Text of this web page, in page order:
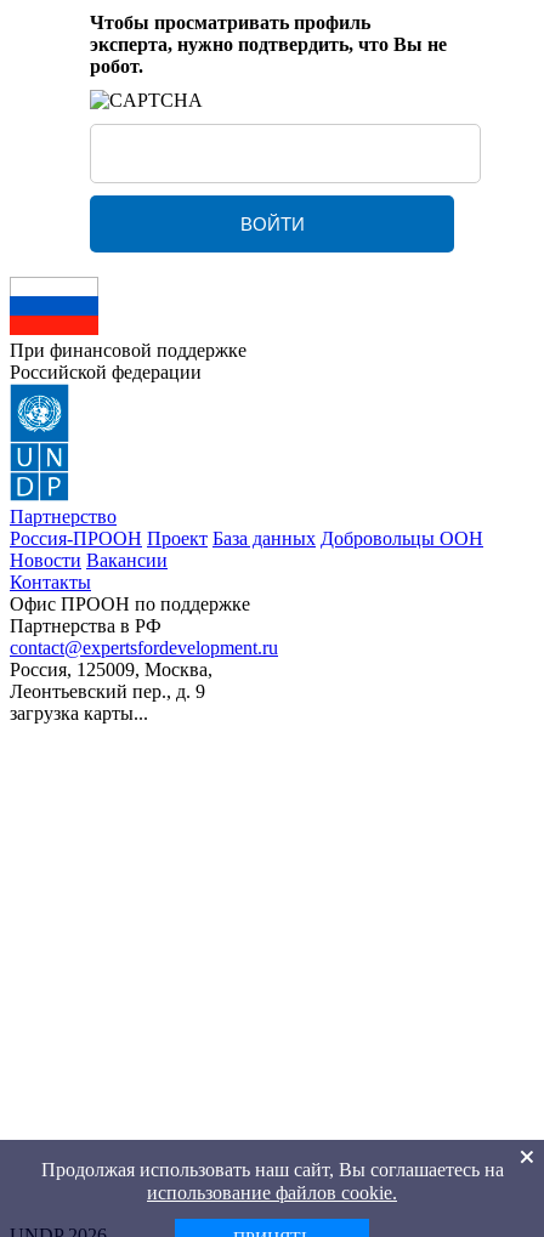
Чтобы просматривать профиль
эксперта, нужно подтвердить, что Вы не
робот.
При финансовой поддержке
Российской федерации
Партнерство
Россия-ПРООН Проект База данных Добровольцы ООН
Новости Вакансии
Контакты
Офис ПРООН по поддержке
Партнерства в РФ
contact@expertsfordevelopment.ru
Россия, 125009, Москва,
Леонтьевский пер., д. 9
загрузка карты...
Продолжая использовать наш сайт, Вы соглашаетесь на
использование файлов cookie.